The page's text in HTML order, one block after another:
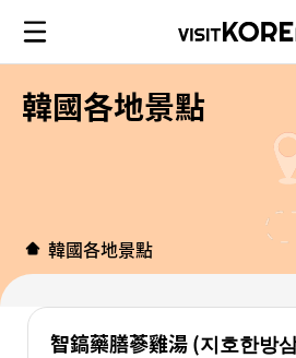
韓國各地景點
韓國各地景點
智鎬藥膳蔘雞湯 (지호한방